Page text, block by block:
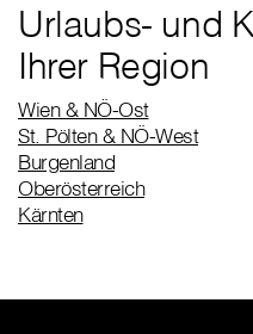
Urlaubs- und
Ihrer Region
Wien & NÖ-Ost
St. Pölten & NÖ-West
Burgenland
Oberösterreich
Kärnten